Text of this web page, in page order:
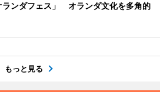
ランダフェス」 オランダ文化を多角的
もっと見る